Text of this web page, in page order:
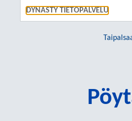
DYNASTY TIETOPALVELU